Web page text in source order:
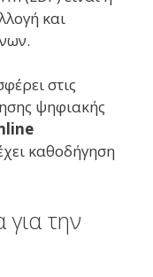
και
στις
ψηφιακής
καθοδήγηση
την